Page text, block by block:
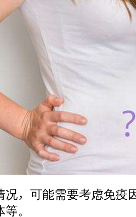
况，可能需要考虑免疫
。